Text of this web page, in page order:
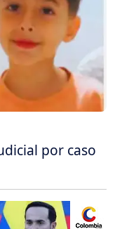
por caso